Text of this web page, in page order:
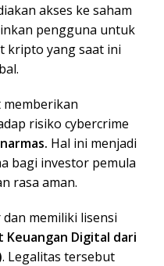
akses ke saham
pengguna untuk
kripto yang saat ini
memberikan
risiko cybercrime
Hal ini menjadi
bagi investor pemula
rasa aman.
memiliki lisensi
Keuangan Digital dari
. Legalitas tersebut